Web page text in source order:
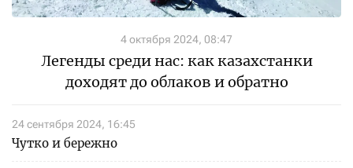
4 октября 2024, 08:47
Легенды среди нас: как казахстанки
доходят до облаков и обратно
24 сентября 2024, 16:45
Чутко и бережно